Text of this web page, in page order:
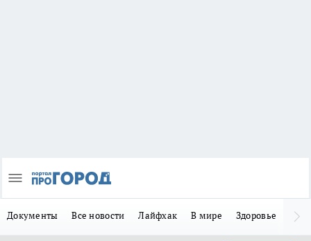
Документы Все новости Лайфхак В мире Здоровье